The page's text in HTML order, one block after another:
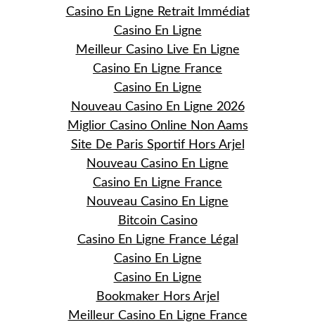
Casino En Ligne Retrait Immédiat
Casino En Ligne
Meilleur Casino Live En Ligne
Casino En Ligne France
Casino En Ligne
Nouveau Casino En Ligne 2026
Miglior Casino Online Non Aams
Site De Paris Sportif Hors Arjel
Nouveau Casino En Ligne
Casino En Ligne France
Nouveau Casino En Ligne
Bitcoin Casino
Casino En Ligne France Légal
Casino En Ligne
Casino En Ligne
Bookmaker Hors Arjel
Meilleur Casino En Ligne France